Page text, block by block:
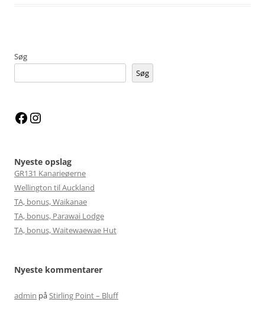
Søg
Søg
Facebook
Nyeste opslag
GR131 Kanarieøerne
Wellington til Auckland
TA, bonus, Waikanae
TA, bonus, Parawai Lodge
TA, bonus, Waitewaewae Hut
Nyeste kommentarer
admin påStirling Point – Bluff